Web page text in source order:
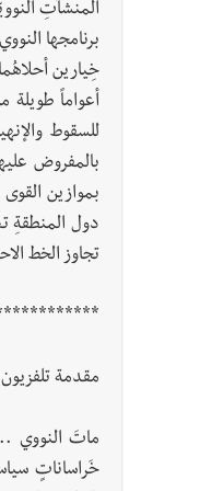
المنشآتِ
برنامجها
خِيارين
أعواماً طويلة
للسقوط
بالمفروض
بموازين
دول المنطقةِ
تجاوز الخط
مقدمة
ماتَ النووي ..
خَراساناتٍ